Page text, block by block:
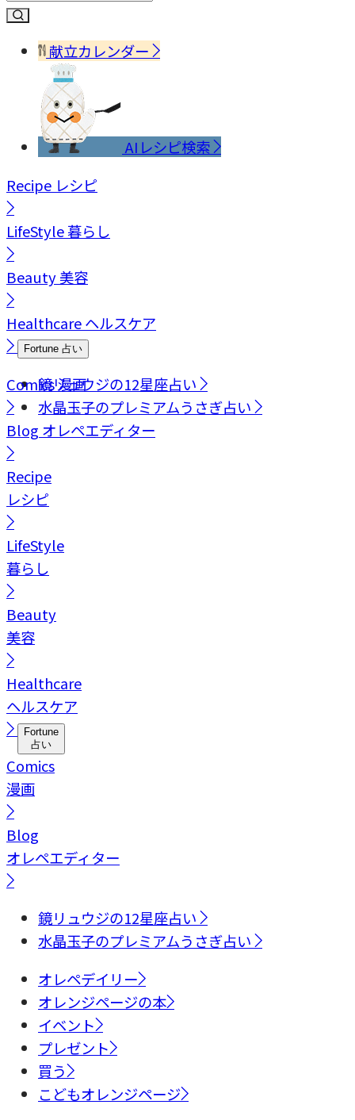
献立カレンダー
AIレシピ検索
Recipe レシピ
LifeStyle暮らし
Beauty美容
Healthcareヘルスケア
Fortune 占い
鏡リュウジの12星座占い
水晶玉子のプレミアムうさぎ占い
Comics漫画
Blog オレペエディター
Recipe
レシピ
LifeStyle
暮らし
Beauty
美容
Healthcare
ヘルスケア
Fortune
占い
Comics
漫画
Blog
オレペエディター
鏡リュウジの12星座占い
水晶玉子のプレミアムうさぎ占い
オレペデイリー
オレンジページの本
イベント
プレゼント
買う
こどもオレンジページ